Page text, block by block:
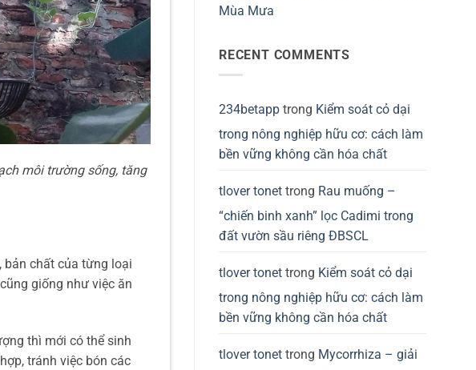
môi trường sống, tăng
bản chất của từng loại
giống như việc ăn
thì mới có thể sinh
tránh việc bón các
Mùa Mưa
RECENT COMMENTS
234betapp trong Kiểm soát cỏ dại
trong nông nghiệp hữu cơ: cách làm
bền vững không cần hóa chất
tlover tonet trong Rau muống –
“chiến binh xanh” lọc Cadimi trong
đất vườn sầu riêng ĐBSCL
tlover tonet trong Kiểm soát cỏ dại
trong nông nghiệp hữu cơ: cách làm
bền vững không cần hóa chất
tlover tonet trong Mycorrhiza – giải